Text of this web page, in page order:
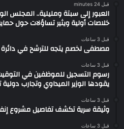
قبل 24 minutes
العبور إلى سبتة ومليلية.. المجلس
خلاصات أولية ويثير تساؤلات حول
قبل 3 ساعات
مصطفى لخصم يتجه للترشح في
قبل 3 ساعات
رسوم التسجيل للموظفين في
يقودها الوزير الميداوي وتجارب
قبل 3 ساعات
وثيقة سرية تكشف تفاصيل مشروع إنفانتينو
قبل 3 ساعات